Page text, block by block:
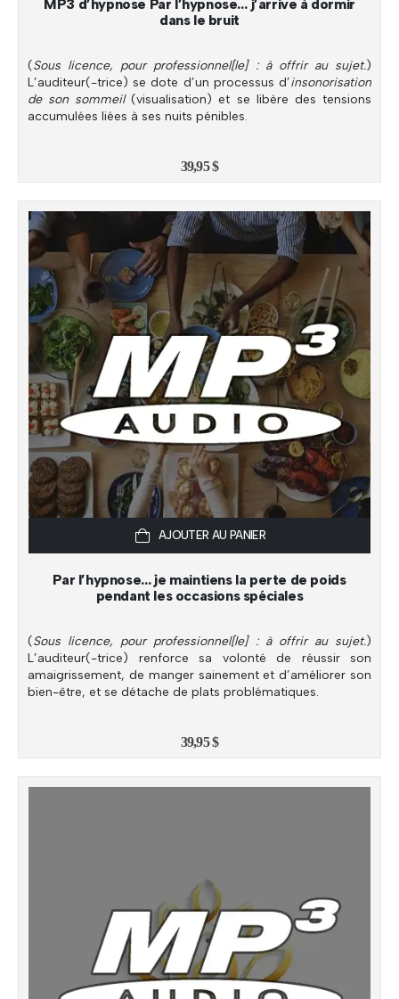
MP3 d’hypnose Par l’hypnose… j’arrive à dormir
dans le bruit
(Sous licence, pour professionnel[le] : à offrir au sujet.)
L’auditeur(-trice) se dote d’un processus d’insonorisation
de son sommeil(visualisation) et se libère des tensions
accumulées liées à ses nuits pénibles.
39,95$
AJOUTER AU PANIER
Par l’hypnose… je maintiens la perte de poids
pendant les occasions spéciales
(Sous licence, pour professionnel[le] : à offrir au sujet.)
L’auditeur(-trice) renforce sa volonté de réussir son
amaigrissement, de manger sainement et d’améliorer son
bien-être, et se détache de plats problématiques.
39,95$